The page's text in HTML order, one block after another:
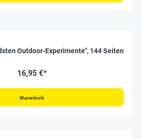
Outdoor-Experimente", 144 Seiten
16,95 €*
Warenkorb